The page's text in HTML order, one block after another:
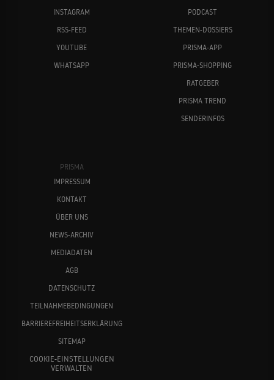
INSTAGRAM
RSS-FEED
YOUTUBE
WHATSAPP
PODCAST
THEMEN-DOSSIERS
PRISMA-APP
PRISMA-SHOPPING
RATGEBER
PRISMA TREND
SENDERINFOS
PRISMA
IMPRESSUM
KONTAKT
ÜBER UNS
NEWS-ARCHIV
MEDIADATEN
AGB
DATENSCHUTZ
TEILNAHMEBEDINGUNGEN
BARRIEREFREIHEITSERKLÄRUNG
SITEMAP
COOKIE-EINSTELLUNGEN
VERWALTEN